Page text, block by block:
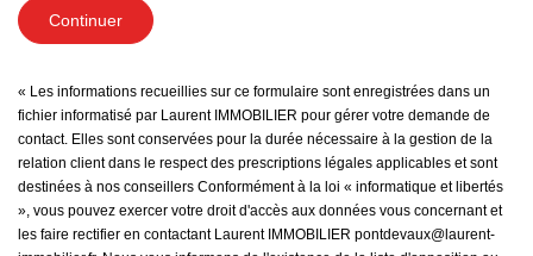
Continuer
« Les informations recueillies sur ce formulaire sont enregistrées dans un
fichier informatisé par Laurent IMMOBILIER pour gérer votre demande de
contact. Elles sont conservées pour la durée nécessaire à la gestion de la
relation client dans le respect des prescriptions légales applicables et sont
destinées à nos conseillers Conformément à la loi « informatique et libertés
», vous pouvez exercer votre droit d'accès aux données vous concernant et
les faire rectifier en contactant Laurent IMMOBILIER pontdevaux@laurent-